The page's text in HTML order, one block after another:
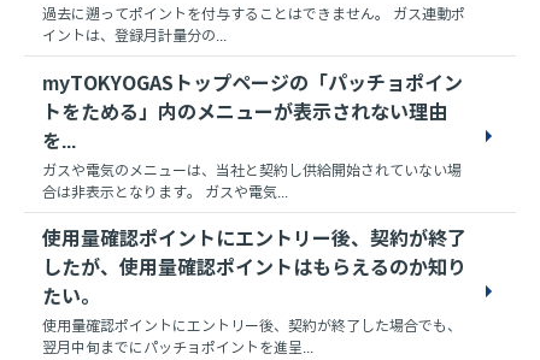
過去に遡ってポイントを付与することはできません。 ガス連動ポ
イントは、登録月計量分の...
myTOKYOGASトップページの「パッチョポイン
トをためる」内のメニューが表示されない理由
を...
ガスや電気のメニューは、当社と契約し供給開始されていない場
合は非表示となります。 ガスや電気...
使用量確認ポイントにエントリー後、契約が終了
したが、使用量確認ポイントはもらえるのか知り
たい。
使用量確認ポイントにエントリー後、契約が終了した場合でも、
翌月中旬までにパッチョポイントを進呈...